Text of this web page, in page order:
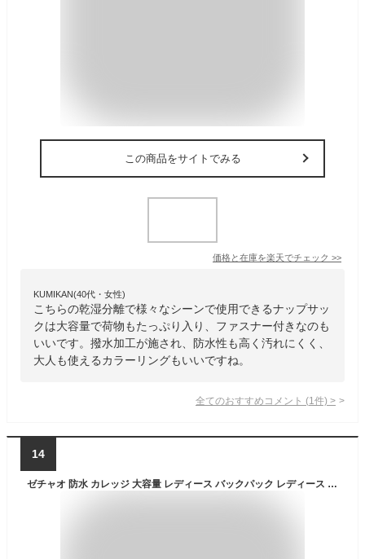
この商品をサイトでみる
価格と在庫を楽天でチェック >>
KUMIKAN(40代・女性)
こちらの乾湿分離で様々なシーンで使用できるナップサッ
クは大容量で荷物もたっぷり入り、ファスナー付きなのも
いいです。撥水加工が施され、防水性も高く汚れにくく、
大人も使えるカラーリングもいいですね。
全てのおすすめコメント (1 件) >
14
ゼチャオ 防水 カレッジ 大容量 レディース バックパック レディース 旅行 ソリッド バックパック ユース ガールズ 通学バッグ Mochila ナップザック (Color : White1, Size : X)